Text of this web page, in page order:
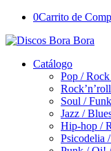
0Carrito de
Catálogo
Pop /
Soul /
Jazz /
Hip-hop /
Psicodelia